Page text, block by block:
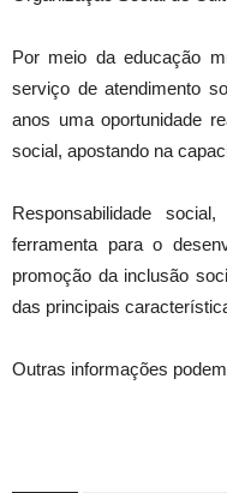
Por meio da educação
serviço de atendimento
anos uma oportunidade
social, apostando na
Responsabilidade
ferramenta para o
promoção da inclusão
das principais
Outras informações